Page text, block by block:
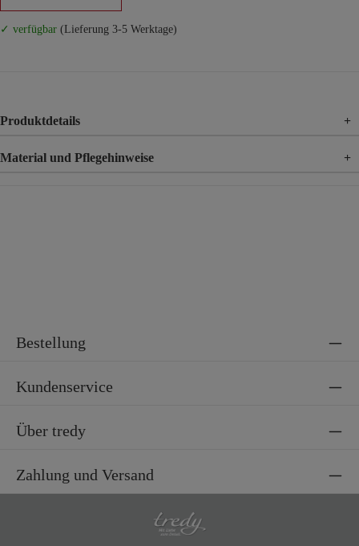
✓ verfügbar (Lieferung 3-5 Werktage)
Produktdetails +
Material und Pflegehinweise +
Bestellung
Kundenservice
Über tredy
Zahlung und Versand